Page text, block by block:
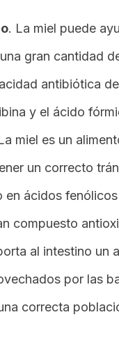
. La miel puede
gran cantidad
antibiótica
y el ácido
miel es un
un correcto
en ácidos
compuesto
al intestino un
por las
correcta